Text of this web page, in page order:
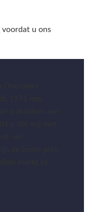
voordat u ons